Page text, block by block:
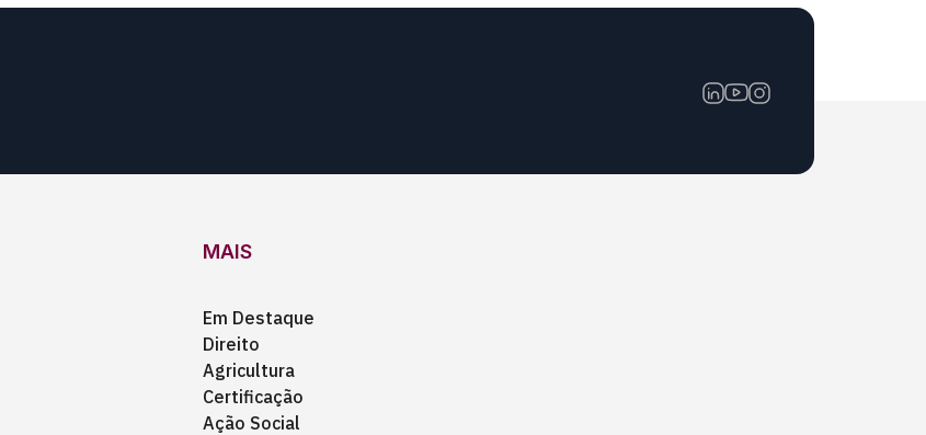
MAIS
Em Destaque
Direito
Agricultura
Certificação
Ação Social